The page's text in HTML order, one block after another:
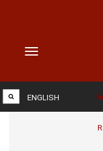
Toggle
ENGLISH